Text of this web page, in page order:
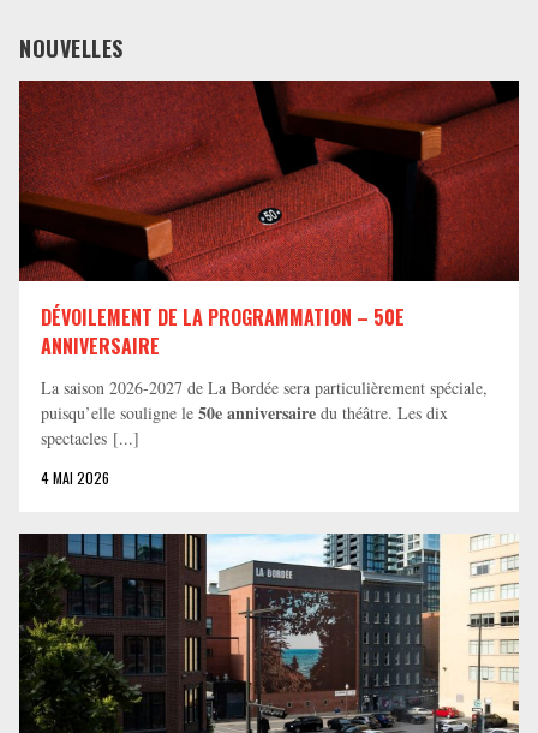
NOUVELLES
DÉVOILEMENT DE LA PROGRAMMATION – 50E
ANNIVERSAIRE
La saison 2026-2027 de La Bordée sera particulièrement spéciale,
puisqu’elle souligne le 50e anniversaire du théâtre. Les dix
spectacles [...]
4 MAI 2026